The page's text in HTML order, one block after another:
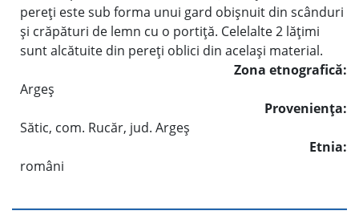
pereţi este sub forma unui gard obişnuit din scânduri
şi crăpături de lemn cu o portiţă. Celelalte 2 lăţimi
sunt alcătuite din pereţi oblici din acelaşi material.
Zona etnografică:
Argeş
Provenienţa:
Sătic, com. Rucăr, jud. Argeş
Etnia:
români